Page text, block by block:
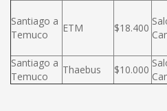
Santiago a
Temuco
ETM $18.400
Santiago a
Temuco
Thaebus $10.000